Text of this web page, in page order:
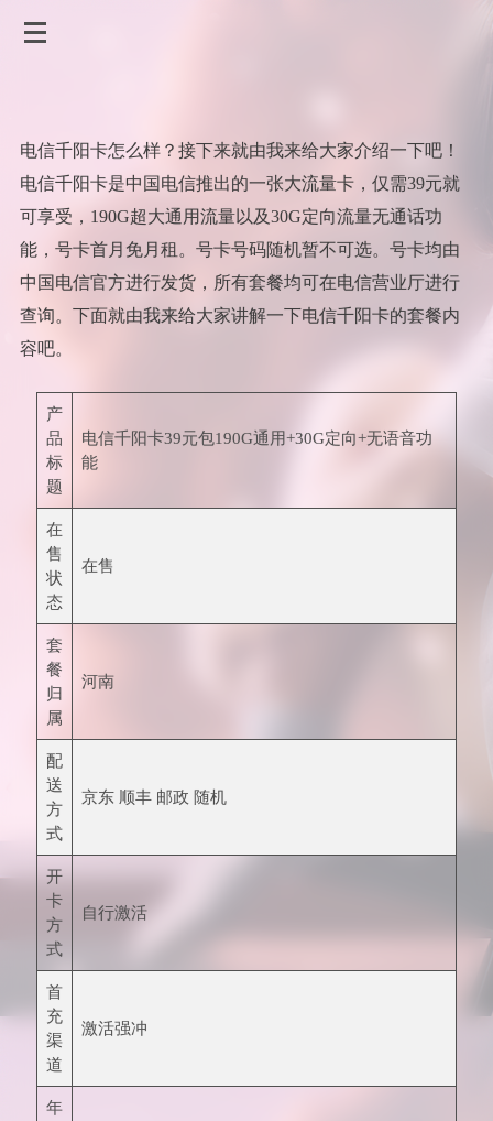
电信千阳卡怎么样？接下来就由我来给大家介绍一下吧！
电信千阳卡是中国电信推出的一张大流量卡，仅需39元就
可享受，190G超大通用流量以及30G定向流量无通话功
能，号卡首月免月租。号卡号码随机暂不可选。号卡均由
中国电信官方进行发货，所有套餐均可在电信营业厅进行
查询。下面就由我来给大家讲解一下电信千阳卡的套餐内
容吧。
产
品
标
题
电信千阳卡39元包190G通用+30G定向+无语音功
能
在
售
状
态
在售
套
餐
归
属
河南
配
送
方
式
京东 顺丰 邮政 随机
开
卡
方
式
自行激活
首
充
渠
道
激活强冲
年